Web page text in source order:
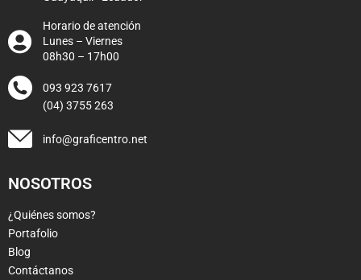
Horario de atención
Lunes – Viernes
08h30 – 17h00
093 923 7617
(04) 3755 263
info@graficentro.net
NOSOTROS
¿Quiénes somos?
Portafolio
Blog
Contáctanos